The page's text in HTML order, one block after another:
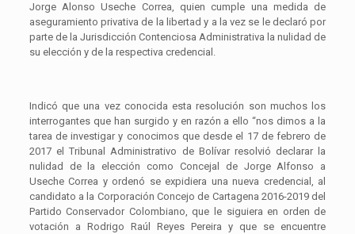
Jorge Alonso Useche Correa, quien cumple una medida de
aseguramiento privativa de la libertad y a la vez se le declaró por
parte de la Jurisdicción Contenciosa Administrativa la nulidad de
su elección y de la respectiva credencial.
Indicó que una vez conocida esta resolución son muchos los
interrogantes que han surgido y en razón a ello “nos dimos a la
tarea de investigar y conocimos que desde el 17 de febrero de
2017 el Tribunal Administrativo de Bolívar resolvió declarar la
nulidad de la elección como Concejal de Jorge Alfonso a
Useche Correa y ordenó se expidiera una nueva credencial, al
candidato a la Corporación Concejo de Cartagena 2016-2019 del
Partido Conservador Colombiano, que le siguiera en orden de
votación a Rodrigo Raúl Reyes Pereira y que se encuentre